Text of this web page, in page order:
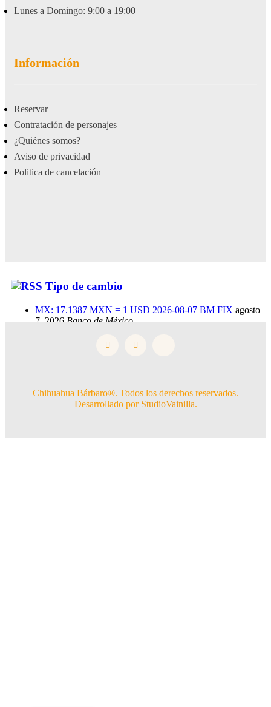
Lunes a Domingo: 9:00 a 19:00
Información
Reservar
Contratación de personajes
¿Quiénes somos?
Aviso de privacidad
Politica de cancelación
Tipo de cambio
MX: 17.1387 MXN = 1 USD 2026-08-07 BM FIX agosto
7, 2026 Banco de México
Chihuahua Bárbaro®. Todos los derechos reservados.
Desarrollado por StudioVainilla.